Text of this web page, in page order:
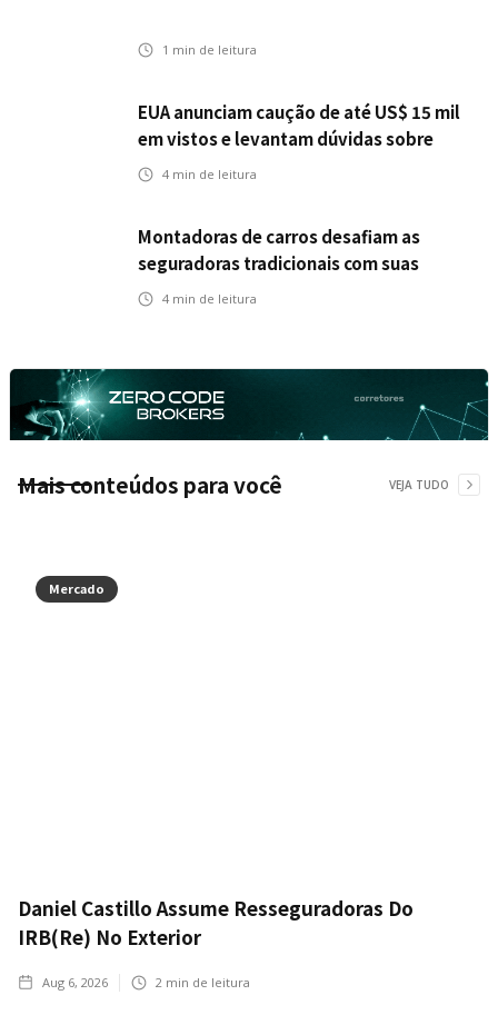
1 min de leitura
EUA anunciam caução de até US$ 15 mil
em vistos e levantam dúvidas sobre
impactos no seguro viagem
4 min de leitura
Montadoras de carros desafiam as
seguradoras tradicionais com suas
próprias opções de seguro
4 min de leitura
Mais conteúdos para você VEJA TUDO
Mercado
Daniel Castillo Assume Resseguradoras Do
IRB(Re) No Exterior
Aug 6, 2026 2 min de leitura